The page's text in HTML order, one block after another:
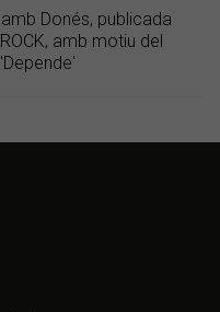
Donés, publicada
amb motiu del